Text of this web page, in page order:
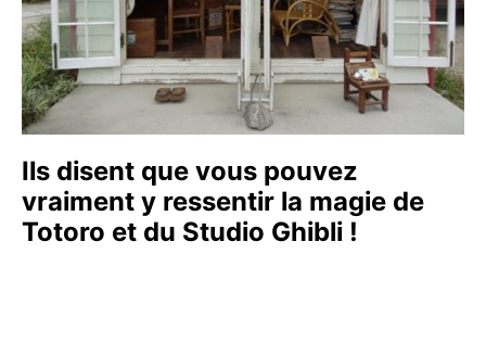
Ils disent que vous pouvez
vraiment y ressentir la magie de
Totoro et du Studio Ghibli !